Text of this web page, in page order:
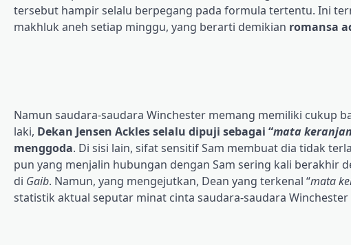
tersebut hampir selalu berpegang pada formula tertentu. Ini
makhluk aneh setiap minggu, yang berarti demikian romansa
Namun saudara-saudara Winchester memang memiliki cukup
laki, Dekan Jensen Ackles selalu dipuji sebagai “mata
menggoda. Di sisi lain, sifat sensitif Sam membuat dia tidak
pun yang menjalin hubungan dengan Sam sering kali berakhir
di Gaib. Namun, yang mengejutkan, Dean yang terkenal “mata
statistik aktual seputar minat cinta saudara-saudara Winchester